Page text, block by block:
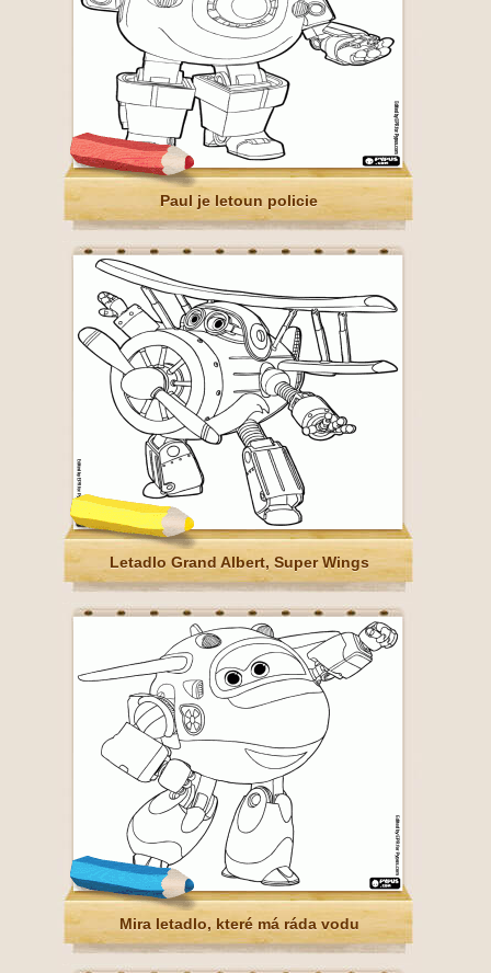
Paul je letoun policie
Letadlo Grand Albert, Super Wings
Mira letadlo, které má ráda vodu